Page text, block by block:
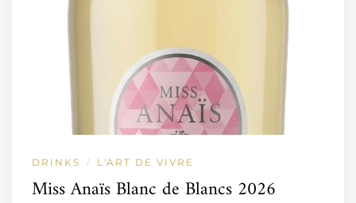
DRINKS / L'ART DE VIVRE
Miss Anaïs Blanc de Blancs 2026